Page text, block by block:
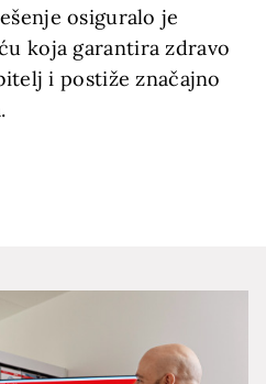
osiguralo je
koja garantira zdravo
i postiže značajno